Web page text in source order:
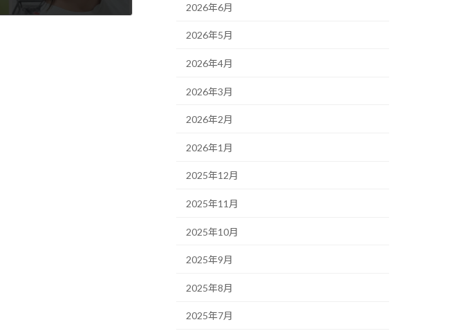
2026年6月
2026年5月
2026年4月
2026年3月
2026年2月
2026年1月
2025年12月
2025年11月
2025年10月
2025年9月
2025年8月
2025年7月